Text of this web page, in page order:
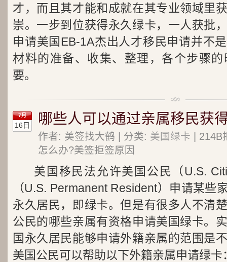
才，而且其才能和成就在其专业领域里
崇。一步到位获得永久绿卡，一人获批
申请美国EB-1A杰出人才移民申请并不
材料的准备、收集、整理，各个步骤
要。
7月
16日 哪些人可以通过亲属移民获
作者: 美签找大鹤 | 分类: 美国绿卡 |
怎么办?美签拒签原因
美国移民法允许美国公民（U.S.
（U.S. Permanent Resident）申请某些
永久居民，即绿卡。但是有很多人不清
公民的哪些亲属有资格申请美国绿卡。
国永久居民能够申请外籍亲属的范围是
美国公民可以帮助以下外籍亲属申请绿卡